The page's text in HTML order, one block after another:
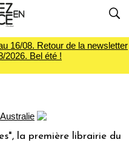
16/08. Retour de la newsletter
2026. Bel été !
librairie du voyage